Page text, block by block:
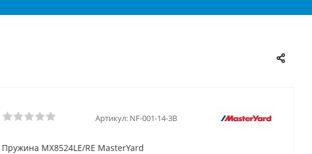
Артикул: NF-001-14-3B
Пружина MX8524LE/RE MasterYard